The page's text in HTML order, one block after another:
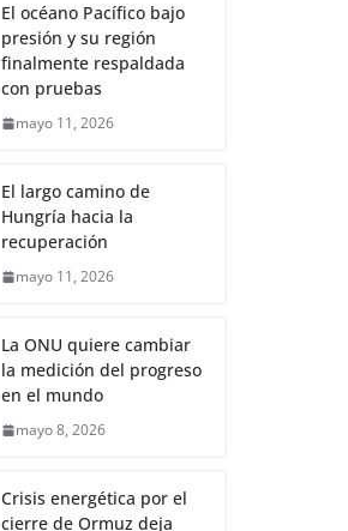
El océano Pacífico bajo
presión y su región
finalmente respaldada
con pruebas
mayo 11, 2026
El largo camino de
Hungría hacia la
recuperación
mayo 11, 2026
La ONU quiere cambiar
la medición del progreso
en el mundo
mayo 8, 2026
Crisis energética por el
cierre de Ormuz deja